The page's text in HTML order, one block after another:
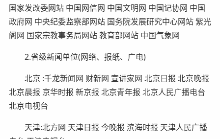
国家发改委网站 中国网信网 中国文明网 中国记协网 中国
政府网 中央纪委监察部网站 国务院发展研究中心网站 紫光
阁网 国家宗教事务局网站 教育部网站 中国气象网
2.省级新闻单位(网络、报纸、广电)
北京 :千龙新闻网 财新网 宣讲家网 北京日报 北京晚报
北京晨报 京华时报 新京报 北京青年报 北京人民广播电台
北京电视台
天津:北方网 天津日报 今晚报 滨海时报 天津人民广播